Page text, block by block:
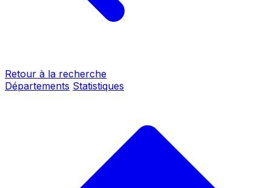
Retour à la recherche
Départements Statistiques